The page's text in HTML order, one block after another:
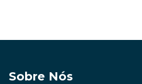
Sobre Nós